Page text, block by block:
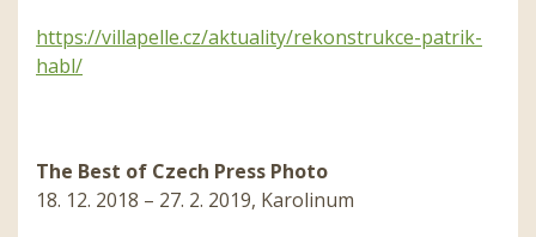
https://villapelle.cz/aktuality/rekonstrukce-patrik-
habl/
The Best of Czech Press Photo
18. 12. 2018 – 27. 2. 2019, Karolinum